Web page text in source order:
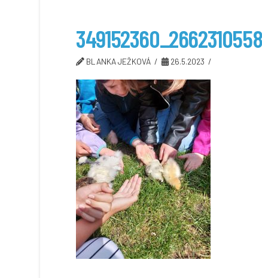
BLANKA JEŽKOVÁ 26.5.2023